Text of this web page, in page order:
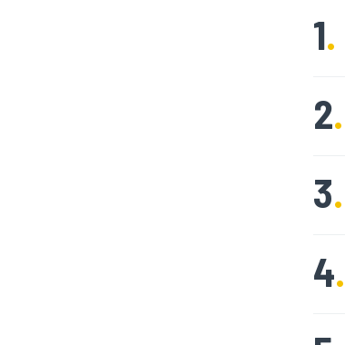
1.
2.
3.
4.